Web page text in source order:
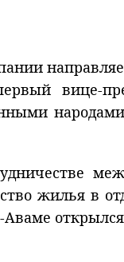
вице-
жилья в